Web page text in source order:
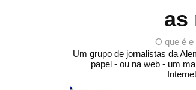
as
O que é
Um grupo de jornalistas da
papel - ou na web - um